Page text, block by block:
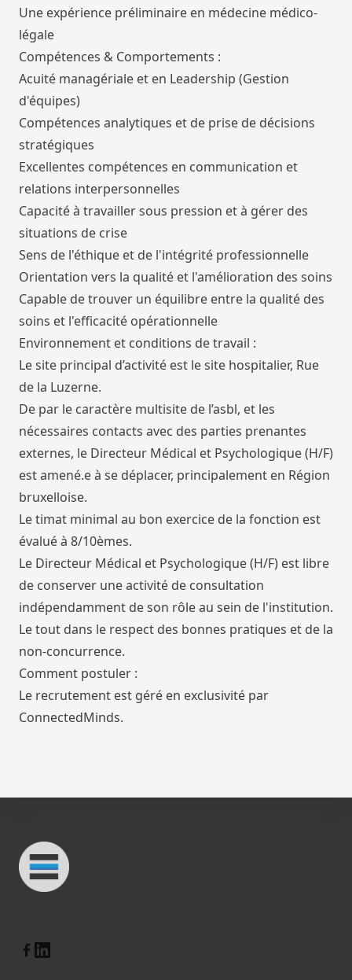
Une expérience préliminaire en médecine médico-
légale
Compétences & Comportements :
Acuité managériale et en Leadership (Gestion
d'équipes)
Compétences analytiques et de prise de décisions
stratégiques
Excellentes compétences en communication et
relations interpersonnelles
Capacité à travailler sous pression et à gérer des
situations de crise
Sens de l'éthique et de l'intégrité professionnelle
Orientation vers la qualité et l'amélioration des soins
Capable de trouver un équilibre entre la qualité des
soins et l'efficacité opérationnelle
Environnement et conditions de travail :
Le site principal d’activité est le site hospitalier, Rue
de la Luzerne.
De par le caractère multisite de l’asbl, et les
nécessaires contacts avec des parties prenantes
externes, le Directeur Médical et Psychologique (H/F)
est amené.e à se déplacer, principalement en Région
bruxelloise.
Le timat minimal au bon exercice de la fonction est
évalué à 8/10èmes.
Le Directeur Médical et Psychologique (H/F) est libre
de conserver une activité de consultation
indépendamment de son rôle au sein de l'institution.
Le tout dans le respect des bonnes pratiques et de la
non-concurrence.
Comment postuler :
Le recrutement est géré en exclusivité par
ConnectedMinds.
Connected Minds
Linkedin